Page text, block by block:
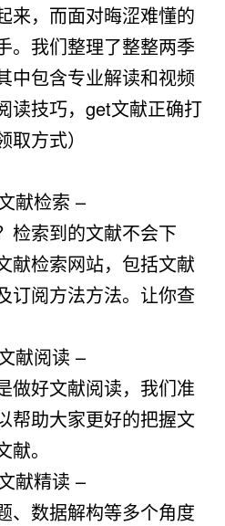
来，而面对晦涩难懂的
。我们整理了整整两季
中包含专业解读和视频
读技巧，get文献正确打
取方式）
献检索 –
检索到的文献不会下
献检索网站，包括文献
订阅方法方法。让你查
献阅读 –
做好文献阅读，我们准
帮助大家更好的把握文
。
献精读 –
、数据解构等多个角度